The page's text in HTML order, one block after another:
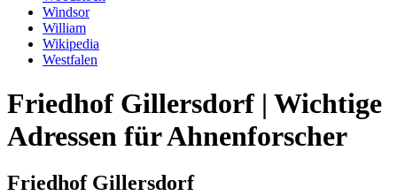
Windsor
William
Wikipedia
Westfalen
Friedhof Gillersdorf | Wichtige
Adressen für Ahnenforscher
Friedhof Gillersdorf